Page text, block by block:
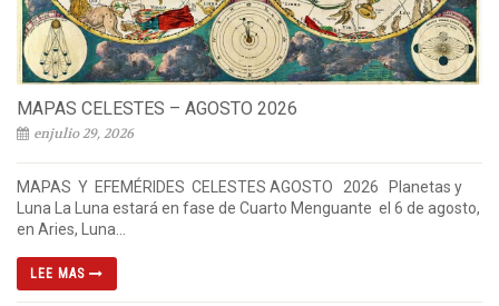
MAPAS CELESTES – AGOSTO 2026
enjulio 29, 2026
MAPAS Y EFEMÉRIDES CELESTES AGOSTO 2026 Planetas y
Luna La Luna estará en fase de Cuarto Menguante el 6 de agosto,
en Aries, Luna...
LEE MAS